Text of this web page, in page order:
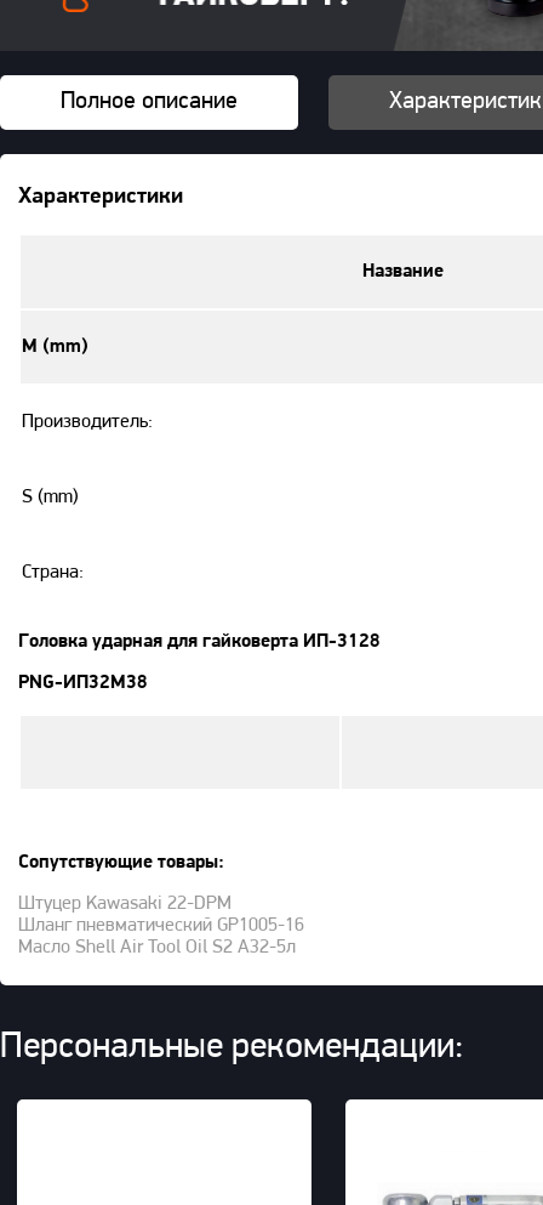
Полное описание
Характеристики
Название
M (mm)
Производитель:
S (mm)
Страна:
Головка ударная для гайковерта ИП-3128
PNG-ИП32M38
Сопутствующие товары:
Штуцер Kawasaki 22-DPM
Шланг пневматический GP1005-16
Масло Shell Air Tool Oil S2 A32-5л
Персональные рекомендации: